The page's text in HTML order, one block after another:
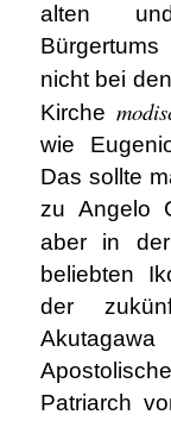
alten
nicht bei
Kirche
wie
Das sollte
zu Angelo
aber in
beliebten
der
Patriarch